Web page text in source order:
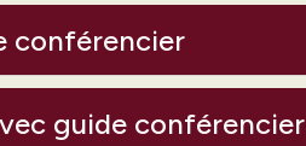
conférencier
guide conférencier